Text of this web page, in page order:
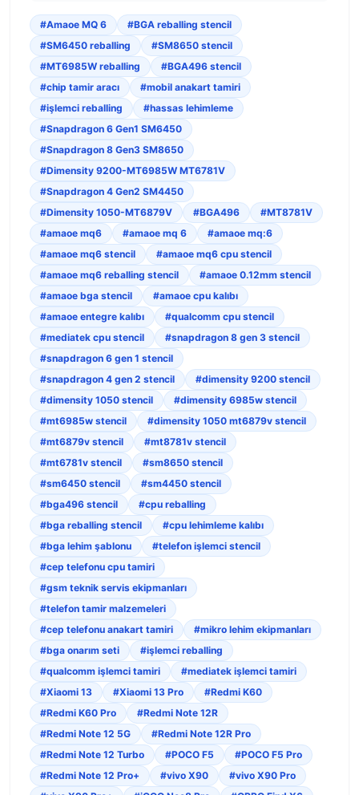
#Amaoe MQ 6
#BGA reballing stencil
#SM6450 reballing
#SM8650 stencil
#MT6985W reballing
#BGA496 stencil
#chip tamir aracı
#mobil anakart tamiri
#işlemci reballing
#hassas lehimleme
#Snapdragon 6 Gen1 SM6450
#Snapdragon 8 Gen3 SM8650
#Dimensity 9200-MT6985W MT6781V
#Snapdragon 4 Gen2 SM4450
#Dimensity 1050-MT6879V
#BGA496
#MT8781V
#amaoe mq6
#amaoe mq 6
#amaoe mq:6
#amaoe mq6 stencil
#amaoe mq6 cpu stencil
#amaoe mq6 reballing stencil
#amaoe 0.12mm stencil
#amaoe bga stencil
#amaoe cpu kalıbı
#amaoe entegre kalıbı
#qualcomm cpu stencil
#mediatek cpu stencil
#snapdragon 8 gen 3 stencil
#snapdragon 6 gen 1 stencil
#snapdragon 4 gen 2 stencil
#dimensity 9200 stencil
#dimensity 1050 stencil
#dimensity 6985w stencil
#mt6985w stencil
#dimensity 1050 mt6879v stencil
#mt6879v stencil
#mt8781v stencil
#mt6781v stencil
#sm8650 stencil
#sm6450 stencil
#sm4450 stencil
#bga496 stencil
#cpu reballing
#bga reballing stencil
#cpu lehimleme kalıbı
#bga lehim şablonu
#telefon işlemci stencil
#cep telefonu cpu tamiri
#gsm teknik servis ekipmanları
#telefon tamir malzemeleri
#cep telefonu anakart tamiri
#mikro lehim ekipmanları
#bga onarım seti
#işlemci reballing
#qualcomm işlemci tamiri
#mediatek işlemci tamiri
#Xiaomi 13
#Xiaomi 13 Pro
#Redmi K60
#Redmi K60 Pro
#Redmi Note 12R
#Redmi Note 12 5G
#Redmi Note 12R Pro
#Redmi Note 12 Turbo
#POCO F5
#POCO F5 Pro
#Redmi Note 12 Pro+
#vivo X90
#vivo X90 Pro